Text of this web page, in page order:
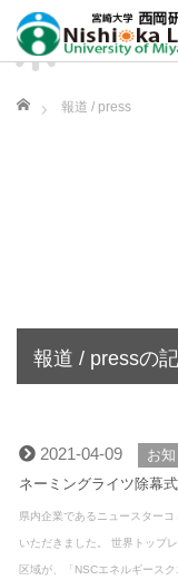
ホーム 報道 / press
報道 / pressの
2021-04-09 お
ネーミングライツ除幕式
県内企業であるニュースター
いただきました。 世界トップ
区域が、「NSCエネルギース